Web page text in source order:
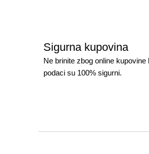
Sigurna kupovina
Ne brinite zbog online
podaci su 100% sigurni.